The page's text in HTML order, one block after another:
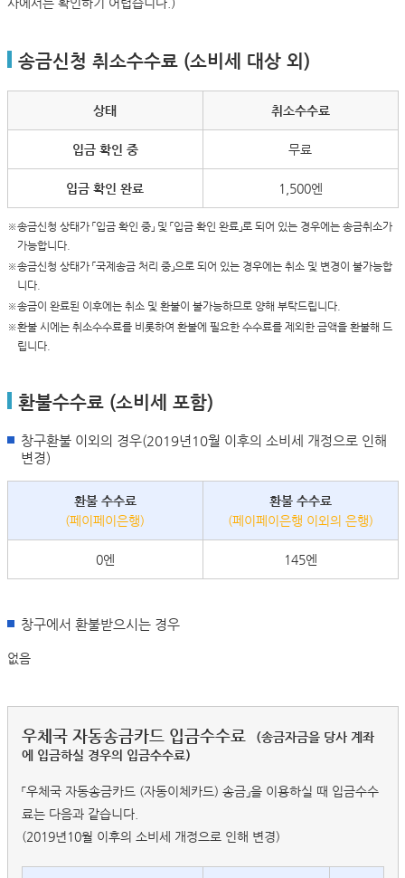
송금신청 취소수수료 (소비세 대상 외)
상태 취소수수료
입금 확인 중 무료
입금 확인 완료 1,500엔
※송금신청 상태가 「입금 확인 중」 및 「입금 확인 완료」로 되어 있는 경우에는 송금취소가
가능합니다.
※송금신청 상태가 「국제송금 처리 중」으로 되어 있는 경우에는 취소 및 변경이 불가능합
니다.
※송금이 완료된 이후에는 취소 및 환불이 불가능하므로 양해 부탁드립니다.
※환불 시에는 취소수수료를 비롯하여 환불에 필요한 수수료를 제외한 금액을 환불해 드
립니다.
환불수수료 (소비세 포함)
창구환불 이외의 경우(2019년10월 이후의 소비세 개정으로 인해
변경)
환불 수수료
(페이페이은행)
환불 수수료
(페이페이은행 이외의 은행)
0엔 145엔
창구에서 환불받으시는 경우
없음
우체국 자동송금카드 입금수수료 （송금자금을 당사 계좌
에 입금하실 경우의 입금수수료）
「우체국 자동송금카드 (자동이체카드) 송금」을 이용하실 때 입금수수
료는 다음과 같습니다.
(2019년10월 이후의 소비세 개정으로 인해 변경)